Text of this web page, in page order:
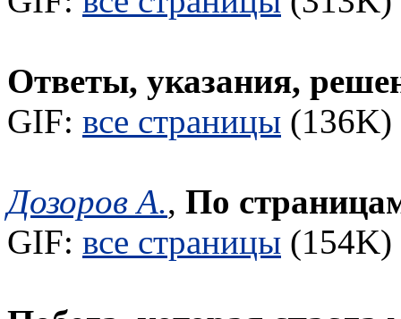
Ответы, указания,
GIF: все страницы
Дозоров А., По
GIF: все страницы